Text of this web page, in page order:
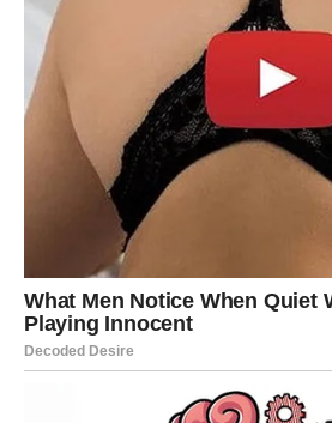
bez
ili
lepinje
zadoručak,
suhomesnate
proizvode, sireveili
Osnovu receptačinikombinacija
jogurtai mleka,uz sode
zajedno
kratkog
lepinjekoje